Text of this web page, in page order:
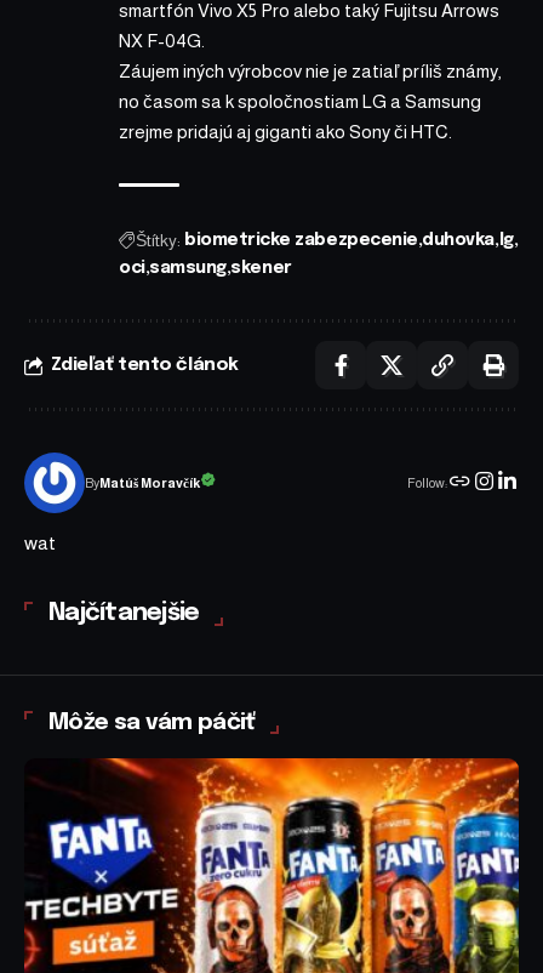
smartfón Vivo X5 Pro alebo taký Fujitsu Arrows
NX F-04G.
Záujem iných výrobcov nie je zatiaľ príliš známy,
no časom sa k spoločnostiam LG a Samsung
zrejme pridajú aj giganti ako Sony či HTC.
Štítky: biometricke zabezpecenie duhovka lg
oci samsung skener
Zdieľať tento článok
ByMatúš Moravčík Follow:
wat
Najčítanejšie
Môže sa vám páčiť